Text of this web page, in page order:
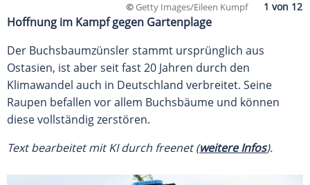
©Getty Images/Eileen Kumpf
Hoffnung im Kampf gegen Gartenplage
Der Buchsbaumzünsler stammt ursprünglich aus
Ostasien, ist aber seit fast 20 Jahren durch den
Klimawandel auch in Deutschland verbreitet. Seine
Raupen befallen vor allem Buchsbäume und können
diese vollständig zerstören.
Text bearbeitet mit KI durch freenet (weitere Infos).